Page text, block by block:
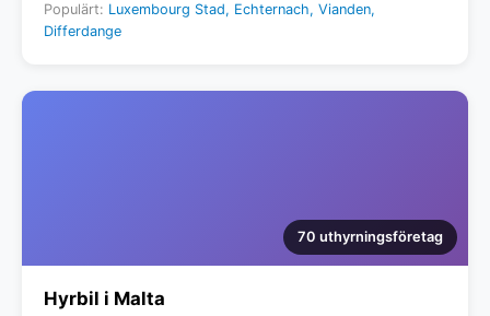
Populärt: Luxembourg Stad, Echternach, Vianden,
Differdange
70 uthyrningsföretag
Hyrbil i Malta